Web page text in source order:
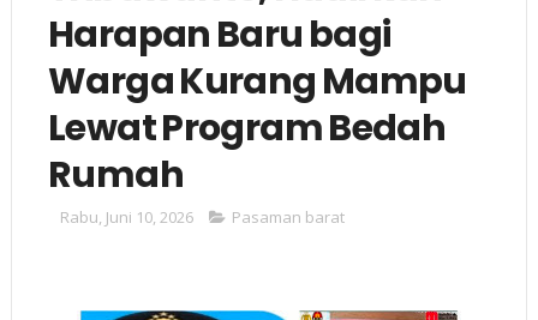
Harapan Baru bagi
Warga Kurang Mampu
Lewat Program Bedah
Rumah
Rabu, Juni 10, 2026 Pasaman barat